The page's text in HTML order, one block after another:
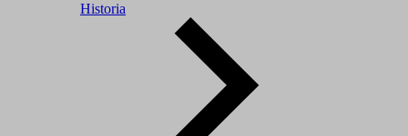
Historia